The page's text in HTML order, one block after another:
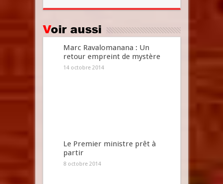
Voir aussi
Marc Ravalomanana : Un
retour empreint de mystère
14 octobre 2014
Le Premier ministre prêt à
partir
8 octobre 2014